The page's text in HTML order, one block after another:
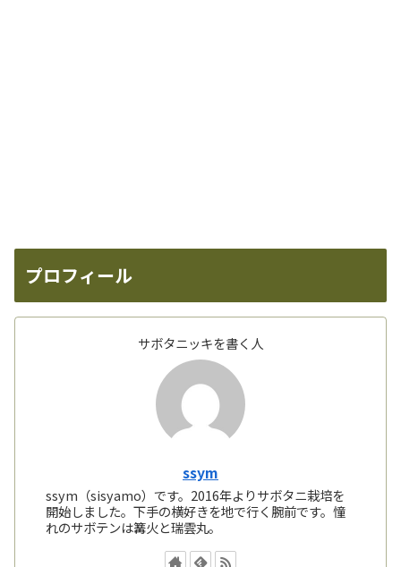
プロフィール
サボタニッキを書く人
ssym
ssym（sisyamo）です。2016年よりサボタニ栽培を
開始しました。下手の横好きを地で行く腕前です。憧
れのサボテンは篝火と瑞雲丸。